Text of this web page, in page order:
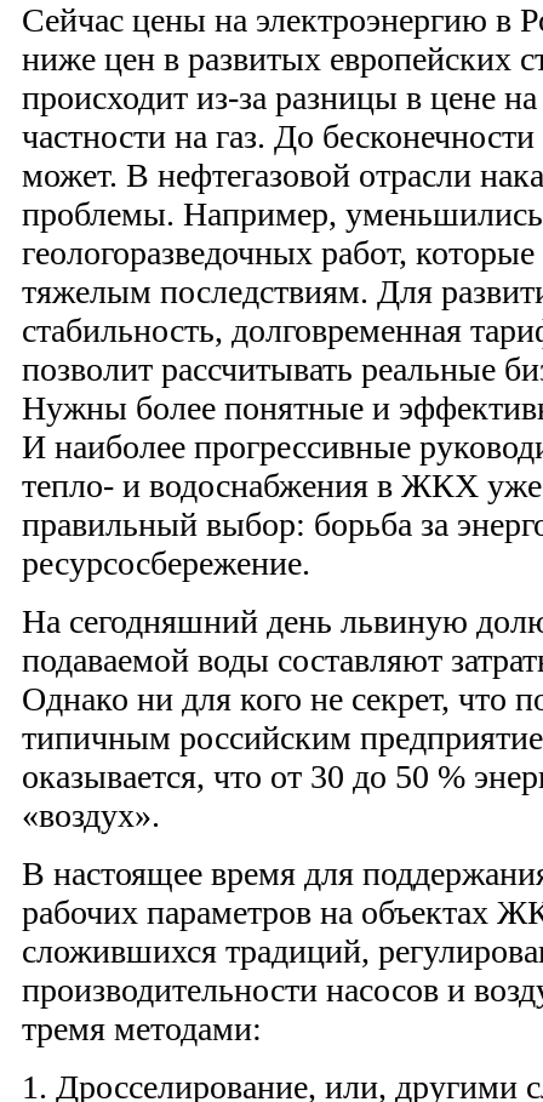
Сейчас цены на электроэнергию в
ниже цен в развитых европейских
происходит из‑за разницы в цене
частности на газ. До
может. В нефтегазовой отрасли
проблемы. Например,
геологоразведочных работ,
тяжелым последствиям. Для
стабильность, долговременная
позволит рассчитывать реальные
Нужны более понятные и
И наиболее прогрессивные
тепло- и водоснабжения в ЖКХ уже
правильный выбор: борьба за
ресурсосбережение.
На сегодняшний день львиную
подаваемой воды составляют
Однако ни для кого не секрет, что
типичным российским
оказывается, что от 30 до 50 %
«воздух».
В настоящее время для
рабочих параметров на объектах
сложившихся традиций,
производительности насосов и
тремя методами:
1. Дросселирование, или, другими